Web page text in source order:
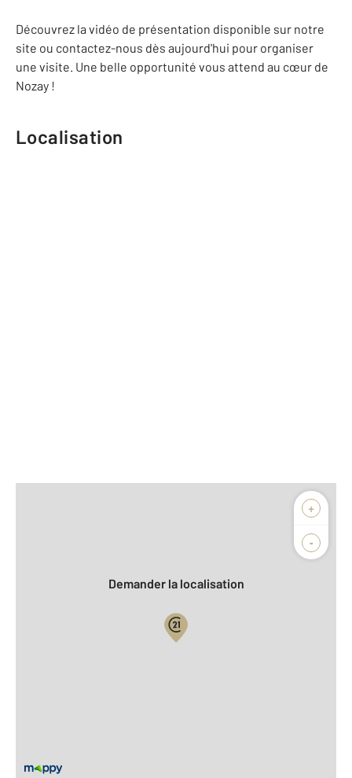
Découvrez la vidéo de présentation disponible sur notre
site ou contactez-nous dès aujourd'hui pour organiser
une visite. Une belle opportunité vous attend au cœur de
Nozay !
Localisation
+
-
Biens vendus
Demander la localisation
Type de construction : Traditionnelle